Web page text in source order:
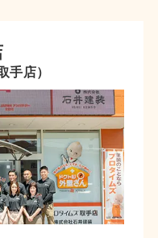
手店）